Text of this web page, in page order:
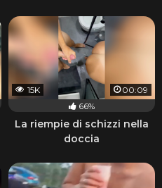
15K
00:09
66%
La riempie di schizzi nella
doccia